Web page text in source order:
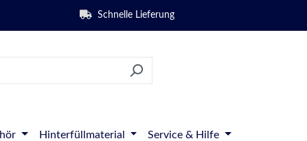
Schnelle Lieferung
Hinterfüllmaterial Service & Hilfe